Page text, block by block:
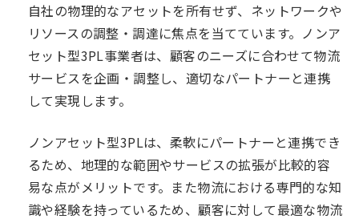
自社の物理的なアセットを所有せず、ネットワークや
リソースの調整・調達に焦点を当てています。ノンア
セット型3PL事業者は、顧客のニーズに合わせて物流
サービスを企画・調整し、適切なパートナーと連携
して実現します。
ノンアセット型3PLは、柔軟にパートナーと連携でき
るため、地理的な範囲やサービスの拡張が比較的容
易な点がメリットです。また物流における専門的な知
識や経験を持っているため、顧客に対して最適な物流